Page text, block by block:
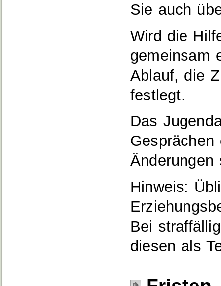
Sie auch
Wird die
gemeinsam
Ablauf, die
festlegt.
Das
Änderungen
Hinweis:
Bei
diesen als